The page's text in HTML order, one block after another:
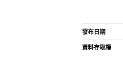
發布日期
資料存取權